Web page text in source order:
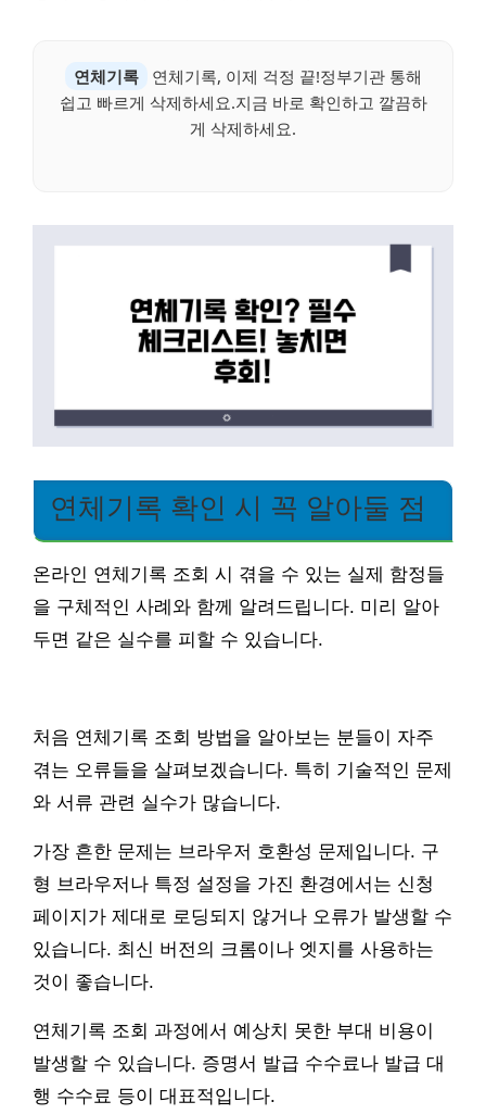
연체기록
연체기록, 이제 걱정 끝!정부기관 통해
쉽고 빠르게 삭제하세요.지금 바로 확인하고 깔끔하
게 삭제하세요.
연체기록 확인 시 꼭 알아둘 점
온라인 연체기록 조회 시 겪을 수 있는 실제 함정들
을 구체적인 사례와 함께 알려드립니다. 미리 알아
두면 같은 실수를 피할 수 있습니다.
처음 연체기록 조회 방법을 알아보는 분들이 자주
겪는 오류들을 살펴보겠습니다. 특히 기술적인 문제
와 서류 관련 실수가 많습니다.
가장 흔한 문제는 브라우저 호환성 문제입니다. 구
형 브라우저나 특정 설정을 가진 환경에서는 신청
페이지가 제대로 로딩되지 않거나 오류가 발생할 수
있습니다. 최신 버전의 크롬이나 엣지를 사용하는
것이 좋습니다.
연체기록 조회 과정에서 예상치 못한 부대 비용이
발생할 수 있습니다. 증명서 발급 수수료나 발급 대
행 수수료 등이 대표적입니다.